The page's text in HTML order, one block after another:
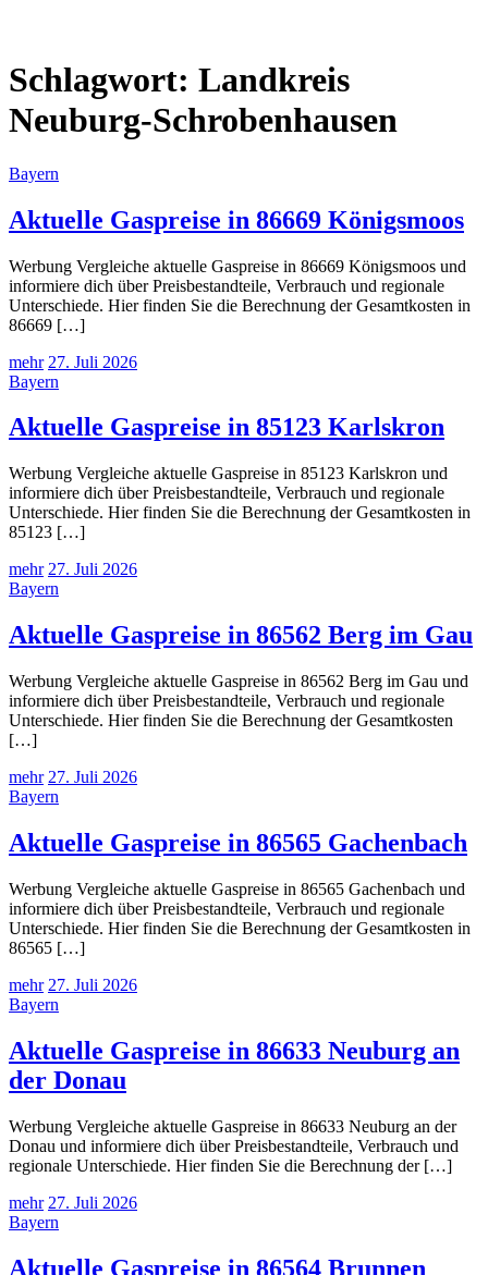
Schlagwort: Landkreis
Neuburg-Schrobenhausen
Bayern
Aktuelle Gaspreise in 86669 Königsmoos
Werbung Vergleiche aktuelle Gaspreise in 86669 Königsmoos und
informiere dich über Preisbestandteile, Verbrauch und regionale
Unterschiede. Hier finden Sie die Berechnung der Gesamtkosten in
86669 […]
mehr 27. Juli 2026
Bayern
Aktuelle Gaspreise in 85123 Karlskron
Werbung Vergleiche aktuelle Gaspreise in 85123 Karlskron und
informiere dich über Preisbestandteile, Verbrauch und regionale
Unterschiede. Hier finden Sie die Berechnung der Gesamtkosten in
85123 […]
mehr 27. Juli 2026
Bayern
Aktuelle Gaspreise in 86562 Berg im Gau
Werbung Vergleiche aktuelle Gaspreise in 86562 Berg im Gau und
informiere dich über Preisbestandteile, Verbrauch und regionale
Unterschiede. Hier finden Sie die Berechnung der Gesamtkosten
[…]
mehr 27. Juli 2026
Bayern
Aktuelle Gaspreise in 86565 Gachenbach
Werbung Vergleiche aktuelle Gaspreise in 86565 Gachenbach und
informiere dich über Preisbestandteile, Verbrauch und regionale
Unterschiede. Hier finden Sie die Berechnung der Gesamtkosten in
86565 […]
mehr 27. Juli 2026
Bayern
Aktuelle Gaspreise in 86633 Neuburg an
der Donau
Werbung Vergleiche aktuelle Gaspreise in 86633 Neuburg an der
Donau und informiere dich über Preisbestandteile, Verbrauch und
regionale Unterschiede. Hier finden Sie die Berechnung der […]
mehr 27. Juli 2026
Bayern
Aktuelle Gaspreise in 86564 Brunnen